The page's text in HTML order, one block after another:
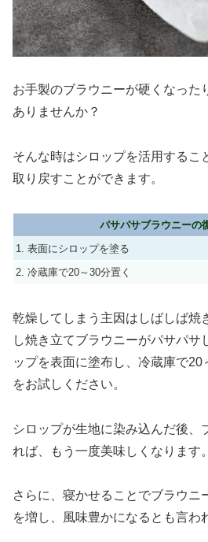
お手製のブラウニーが硬くなった
ありませんか？
そんな時はシロップを活用するこ
取り戻すことができます。
パサパサブラウニーの
1. 表面にシロップを塗る
2. 冷蔵庫で20～30分置く
乾燥してしまう主因はしばしば焼
し焼き立てブラウニーがパサパサ
ップを表面に塗布し、冷蔵庫で20
をお試しください。
シロップが生地に染み込んだ後、
れば、もう一度美味しくなります。
さらに、寝かせることでブラウニ
を増し、風味豊かになるとも言わ